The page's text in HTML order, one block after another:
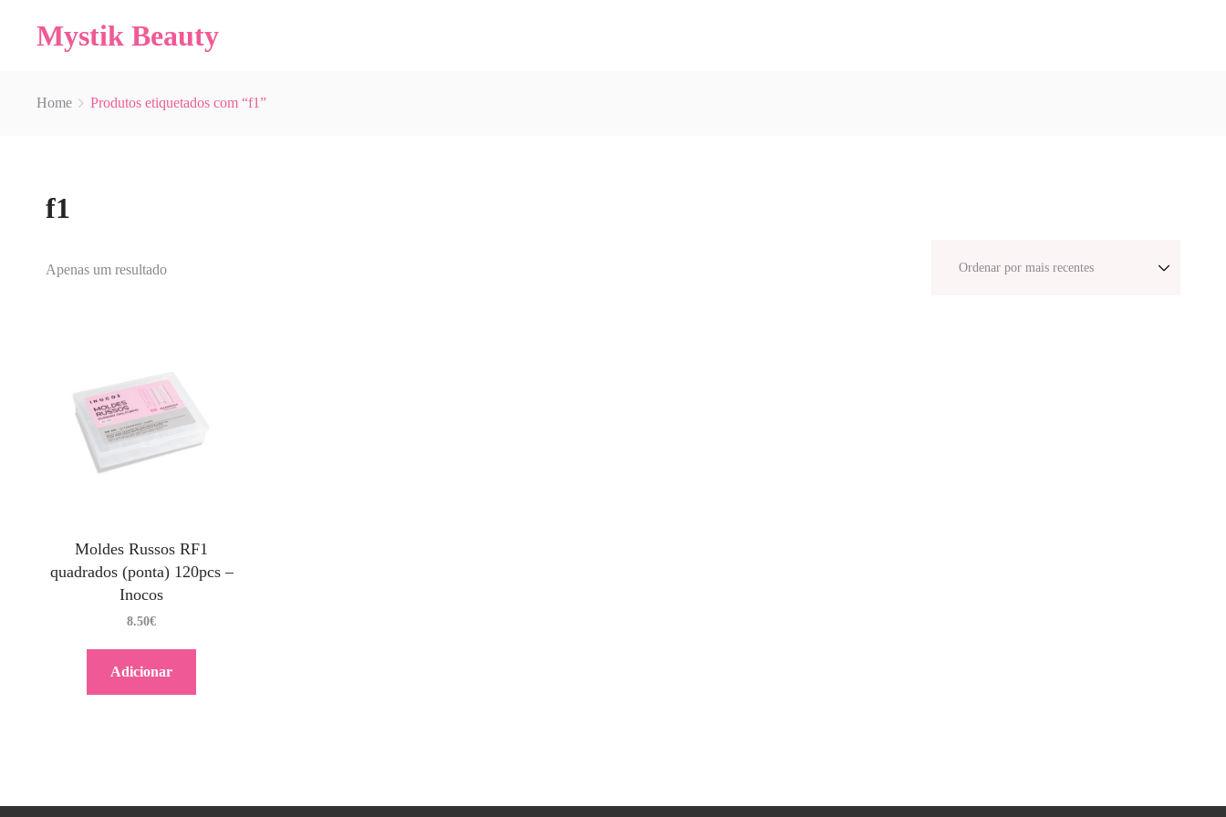
Mystik Beauty
Home Produtos etiquetados com “f1”
f1
Apenas um resultado
Moldes Russos RF1
quadrados (ponta) 120pcs –
Inocos
8.50€
Adicionar